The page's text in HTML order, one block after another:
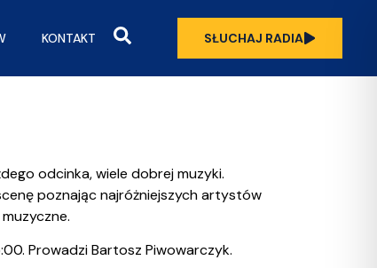
KONTAKT SŁUCHAJ RADIA
odcinka, wiele dobrej muzyki.
poznając najróżniejszych artystów
Prowadzi Bartosz Piwowarczyk.